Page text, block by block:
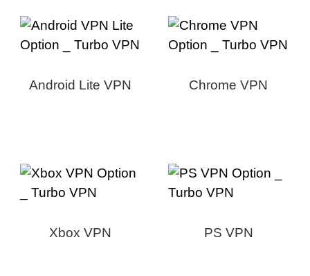
Android Lite VPN Chrome VPN
Xbox VPN PS VPN